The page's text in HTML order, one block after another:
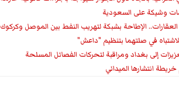
وشيكة على السعودية
الإطاحة بشبكة لتهريب النفط بين الموصل وكركوك
للاشتباه في صلتهما بتنظيم "داعش"
إلى بغداد ومراقبة لتحركات الفصائل المسلحة
انتشارها الميداني